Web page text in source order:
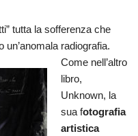
tutta la sofferenza che
radiografia.
Come nell’altro
libro,
Unknown, la
sua fotografia
artistica